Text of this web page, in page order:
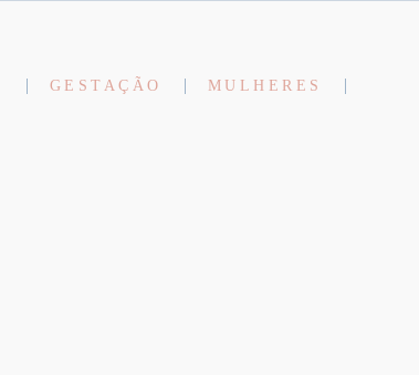
GESTAÇÃO MULHERES